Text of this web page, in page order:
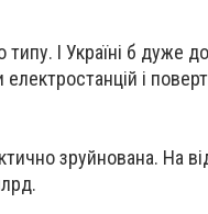
І Україні б дуже
і
зруйнована. На